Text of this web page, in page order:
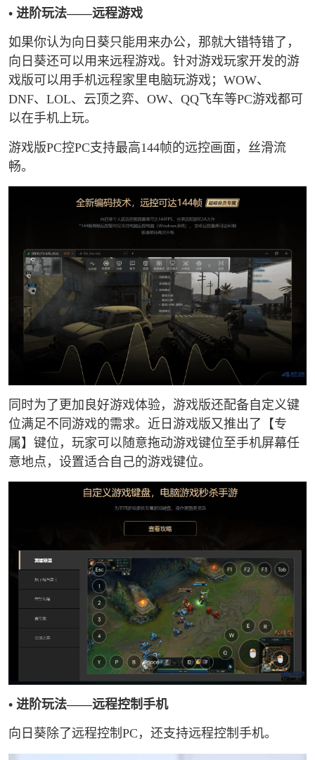
• 进阶玩法——远程游戏
如果你认为向日葵只能用来办公，那就大错特错了，
向日葵还可以用来远程游戏。针对游戏玩家开发的游
戏版可以用手机远程家里电脑玩游戏；WOW、
DNF、LOL、云顶之弈、OW、QQ飞车等PC游戏都可
以在手机上玩。
游戏版PC控PC支持最高144帧的远控画面，丝滑流
畅。
同时为了更加良好游戏体验，游戏版还配备自定义键
位满足不同游戏的需求。近日游戏版又推出了【专
属】键位，玩家可以随意拖动游戏键位至手机屏幕任
意地点，设置适合自己的游戏键位。
• 进阶玩法——远程控制手机
向日葵除了远程控制PC，还支持远程控制手机。